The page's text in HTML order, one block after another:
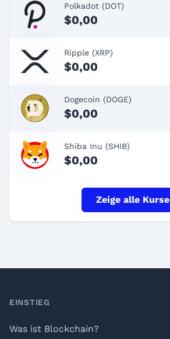
Polkadot (DOT)
$0,00
Ripple (XRP)
$0,00
Dogecoin (DOGE)
$0,00
Shiba Inu (SHIB)
$0,00
Zeige alle Kurse
Footer
EINSTIEG
Was ist Blockchain?